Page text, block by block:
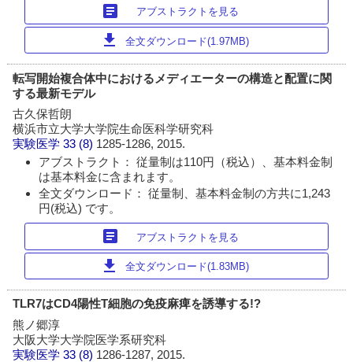
article アブストラクトを見る
download 全文ダウンロード(1.97MB)
転写開始複合体中におけるメディエーターの構造と配置に関
する最新モデル
古久保哲朗
横浜市立大学大学院生命医科学研究科
実験医学 33 (8) 1285-1286, 2015.
アブストラクト： 従量制は110円（税込）、基本料金制
は基本料金に含まれます。
全文ダウンロード： 従量制、基本料金制の方共に1,243
円(税込) です。
article アブストラクトを見る
download 全文ダウンロード(1.83MB)
TLR7はCD4陽性T細胞の免疫麻痺を誘導する!?
熊ノ郷淳
大阪大学大学院医学系研究科
実験医学 33 (8) 1286-1287, 2015.